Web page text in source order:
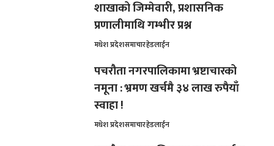
शाखाको जिम्मेवारी, प्रशासनिक
प्रणालीमाथि गम्भीर प्रश्न
मधेश प्रदेशसमाचारहेडलाईन
पचरौता नगरपालिकामा भ्रष्टाचारको
नमूना : भ्रमण खर्चमै ३४ लाख रुपैयाँ
स्वाहा !
मधेश प्रदेशसमाचारहेडलाईन